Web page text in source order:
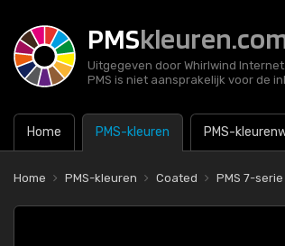
PMS
Uitgegeven door Whirlwind
PMS is niet aansprakelijk voor de
Home PMS-kleuren PMS-
Home PMS-kleuren Coated PMS 7-serie